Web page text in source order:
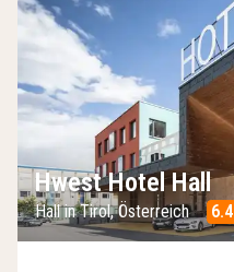
Hwest Hotel Hall
Hall in Tirol, Österreich 6.4